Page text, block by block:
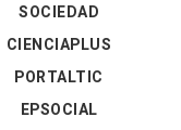
SOCIEDAD
CIENCIAPLUS
PORTALTIC
EPSOCIAL